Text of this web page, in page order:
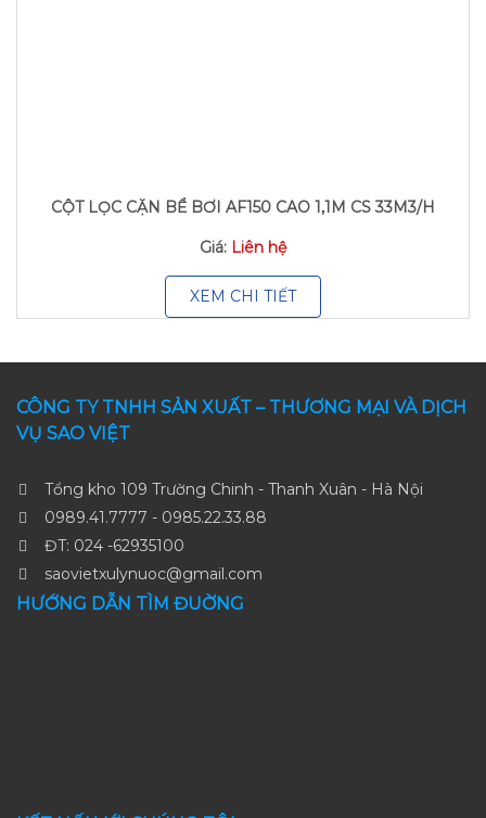
CỘT LỌC CẶN BỂ BƠI AF150 CAO 1,1M CS 33M3/H
Giá: Liên hệ
XEM CHI TIẾT
CÔNG TY TNHH SẢN XUẤT – THƯƠNG MẠI VÀ DỊCH
VỤ SAO VIỆT
Tổng kho 109 Trường Chinh - Thanh Xuân - Hà Nội
0989.41.7777 - 0985.22.33.88
ĐT: 024 -62935100
saovietxulynuoc@gmail.com
HƯỚNG DẪN TÌM ĐUỜNG